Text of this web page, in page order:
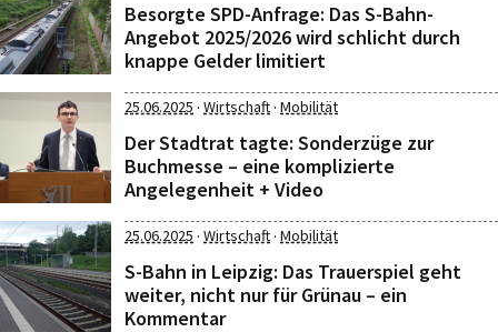
Besorgte SPD-Anfrage: Das S-Bahn-
Angebot 2025/2026 wird schlicht durch
knappe Gelder limitiert
25.06.2025 · Wirtschaft· Mobilität
Der Stadtrat tagte: Sonderzüge zur
Buchmesse – eine komplizierte
Angelegenheit + Video
25.06.2025 · Wirtschaft· Mobilität
S-Bahn in Leipzig: Das Trauerspiel geht
weiter, nicht nur für Grünau – ein
Kommentar